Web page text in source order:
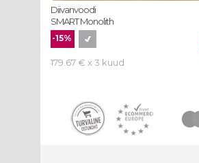
-15%
179.67 € x 3 kuud
Diivanvoodi
SMART Monolith